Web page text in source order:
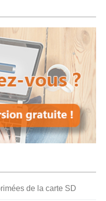
de la carte SD